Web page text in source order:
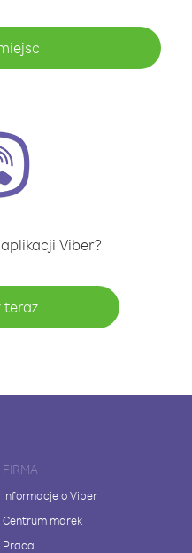
Viber?
teraz
FIRMA
Informacje o Viber
Centrum marek
Praca